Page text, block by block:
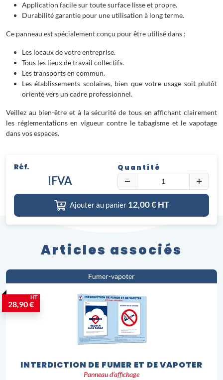
Application facile sur toute surface lisse et propre.
Durabilité garantie pour une utilisation à long terme.
Ce panneau est spécialement conçu pour être utilisé dans :
Les locaux de votre entreprise.
Tous les lieux de travail collectifs.
Les transports en commun.
Les établissements scolaires, bien que votre usage soit plutôt
orienté vers un cadre professionnel.
Veillez au bien-être et à la sécurité de tous en affichant clairement
les réglementations en vigueur contre le tabagisme et le vapotage
dans vos espaces.
Réf.
IFVA
Quantité
Ajouter au panier 12,00€ HT
Articles associés
Fumer-vapoter
28,90 €
HT
INTERDICTION DE FUMER ET DE VAPOTER
Panneau d’affichage